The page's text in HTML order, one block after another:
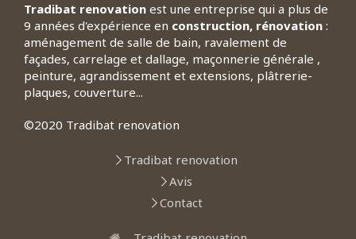
Tradibat renovation est une entreprise qui a plus de
9 années d'expérience en construction, rénovation :
aménagement de salle de bain, ravalement de
façades, carrelage et dallage, maçonnerie générale ,
peinture, agrandissement et extensions, plâtrerie-
plaques, couverture...
©2020 Tradibat renovation
Tradibat renovation
Avis
Contact